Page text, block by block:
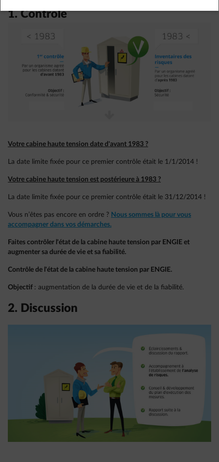
1. Contrôle
Votre cabine haute tension date d'avant 1983 ?
La date limite fixée pour ce premier contrôle était le 1/1/2014​ !
Votre cabine haute tension est postérieure à 1983 ?
La date limite fixée pour ce premier contrôle était le 31/12/2014​ !
Vous n’êtes pas encore en ordre ?​ Nous sommes là pour vous
accompagner dans vos démarches.
Faites contrôler l'état de la cabine haute tension par ENGIE et
augmenter sa durée de vie et sa fiabilité.
Contrôle de l'état de la cabine haute tension par ENGIE.
Objectif : augmentation de la durée de vie et de la fiabilité.
2. Discussion